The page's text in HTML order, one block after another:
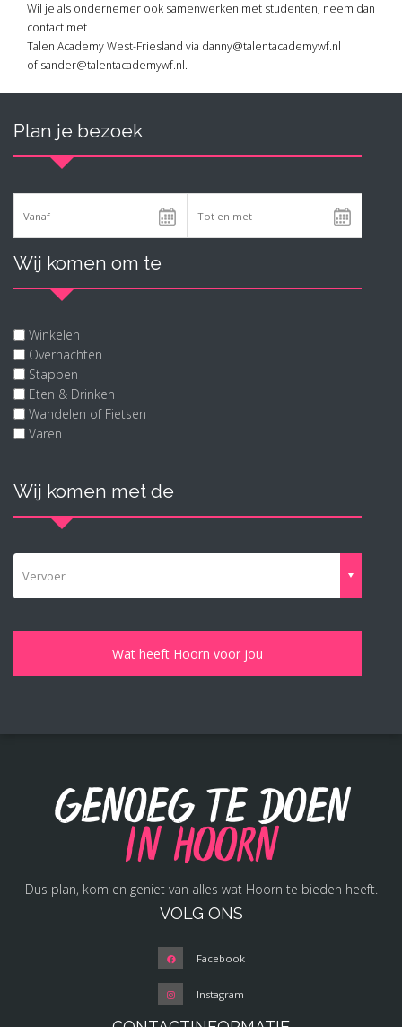
Wil je als ondernemer ook samenwerken met studenten, neem dan
contact met
Talen Academy West-Friesland via danny@talentacademywf.nl
of sander@talentacademywf.nl.
Plan je bezoek
Wij komen om te
Winkelen
Overnachten
Stappen
Eten & Drinken
Wandelen of Fietsen
Varen
Wij komen met de
Vervoer
Genoeg te doen
in Hoorn
Dus plan, kom en geniet van alles wat Hoorn te bieden heeft.
VOLG ONS
Facebook
Instagram